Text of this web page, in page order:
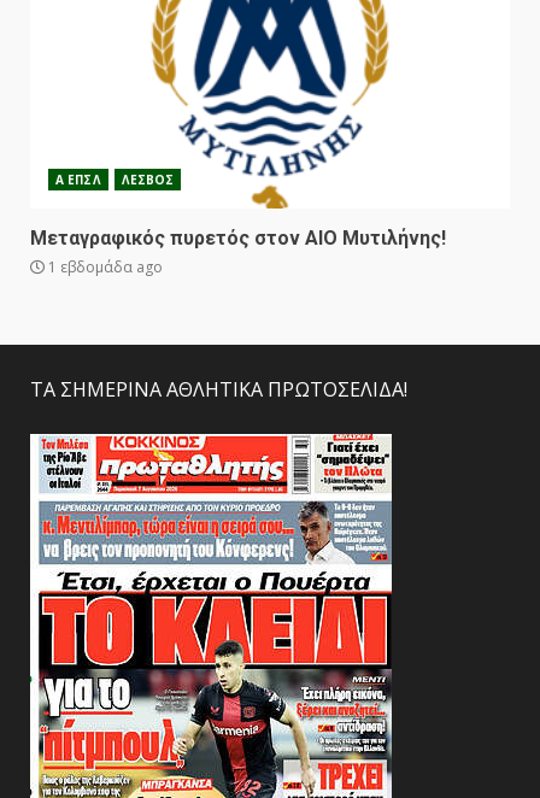
Α ΕΠΣΛ ΛΕΣΒΟΣ
Μεταγραφικός πυρετός στον ΑΙΟ Μυτιλήνης!
1 εβδομάδα ago
ΤΑ ΣΗΜΕΡΙΝΑ ΑΘΛΗΤΙΚΑ ΠΡΩΤΟΣΕΛΙΔΑ!